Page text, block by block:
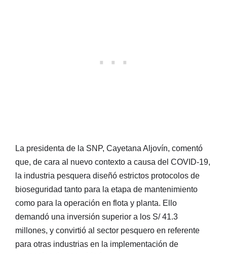
La presidenta de la SNP, Cayetana Aljovín, comentó
que, de cara al nuevo contexto a causa del COVID-19,
la industria pesquera diseñó estrictos protocolos de
bioseguridad tanto para la etapa de mantenimiento
como para la operación en flota y planta. Ello
demandó una inversión superior a los S/ 41.3
millones, y convirtió al sector pesquero en referente
para otras industrias en la implementación de